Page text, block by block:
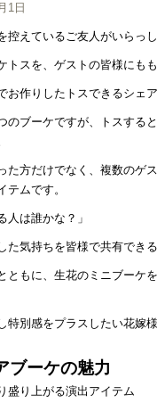
1日
控えているご友人がいらっし
トスを、ゲストの皆様にも
お作りしたトスできるシェア
のブーケですが、トスする
た方だけでなく、複数のゲ
テムです。
人は誰かな？」
た気持ちを皆様で共有でき
ともに、生花のミニブーケ
特別感をプラスしたい花嫁
ブーケの魅力
盛り上がる演出アイテム